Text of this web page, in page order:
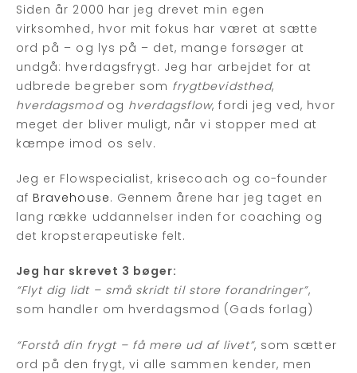
Siden år 2000 har jeg drevet min egen
virksomhed, hvor mit fokus har været at sætte
ord på – og lys på – det, mange forsøger at
undgå: hverdagsfrygt. Jeg har arbejdet for at
udbrede begreber som frygtbevidsthed,
hverdagsmodog hverdagsflow, fordi jeg ved, hvor
meget der bliver muligt, når vi stopper med at
kæmpe imod os selv.
Jeg er Flowspecialist, krisecoach og co-founder
af Bravehouse. Gennem årene har jeg taget en
lang række uddannelser inden for coaching og
det kropsterapeutiske felt.
Jeg har skrevet 3 bøger:
“Flyt dig lidt – små skridt til store forandringer”,
som handler om hverdagsmod (Gads forlag)
“Forstå din frygt – få mere ud af livet”, som sætter
ord på den frygt, vi alle sammen kender, men